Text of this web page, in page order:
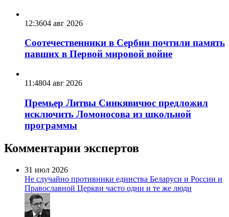
12:3604 авг 2026
Соотечественники в Сербии почтили память
павших в Первой мировой войне
11:4804 авг 2026
Премьер Литвы Синкявичюс предложил
исключить Ломоносова из школьной
программы
Комментарии экспертов
31 июл 2026
Не случайно противники единства Беларуси и России и
Православной Церкви часто одни и те же люди